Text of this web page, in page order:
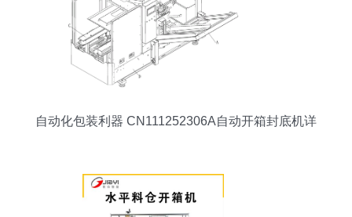
自动化包装利器 CN111252306A自动开箱封底机详